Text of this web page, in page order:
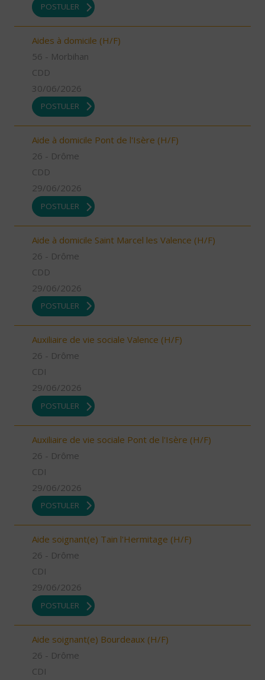
POSTULER
Aides à domicile (H/F)
56 - Morbihan
CDD
30/06/2026
POSTULER
Aide à domicile Pont de l'Isère (H/F)
26 - Drôme
CDD
29/06/2026
POSTULER
Aide à domicile Saint Marcel les Valence (H/F)
26 - Drôme
CDD
29/06/2026
POSTULER
Auxiliaire de vie sociale Valence (H/F)
26 - Drôme
CDI
29/06/2026
POSTULER
Auxiliaire de vie sociale Pont de l'Isère (H/F)
26 - Drôme
CDI
29/06/2026
POSTULER
Aide soignant(e) Tain l'Hermitage (H/F)
26 - Drôme
CDI
29/06/2026
POSTULER
Aide soignant(e) Bourdeaux (H/F)
26 - Drôme
CDI